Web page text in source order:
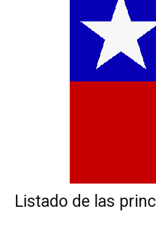
Listado de las